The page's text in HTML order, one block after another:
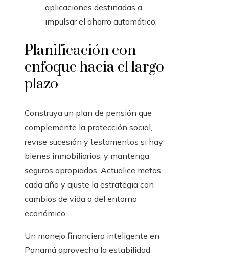
aplicaciones destinadas a
impulsar el ahorro automático.
Planificación con
enfoque hacia el largo
plazo
Construya un plan de pensión que
complemente la protección social,
revise sucesión y testamentos si hay
bienes inmobiliarios, y mantenga
seguros apropiados. Actualice metas
cada año y ajuste la estrategia con
cambios de vida o del entorno
económico.
Un manejo financiero inteligente en
Panamá aprovecha la estabilidad